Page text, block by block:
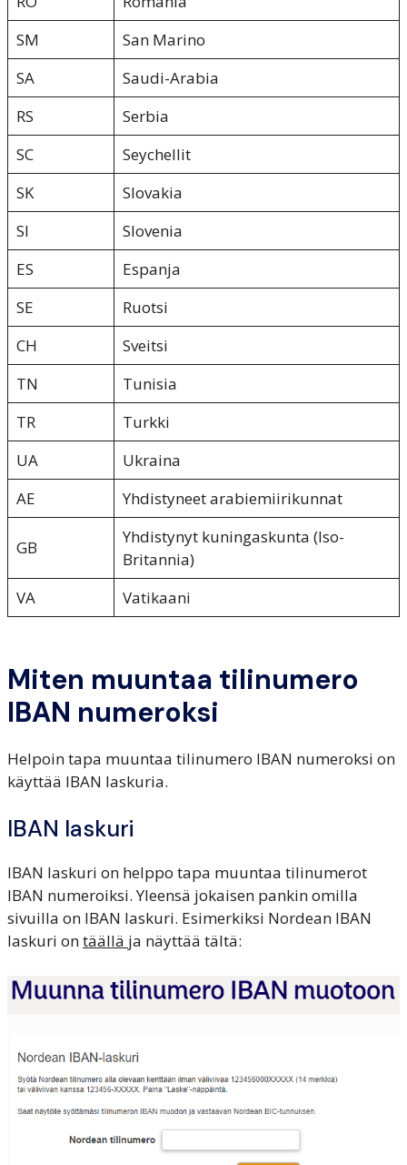
SM
San Marino
SA
Saudi-Arabia
RS
Serbia
SC
Seychellit
SK
Slovakia
SI
Slovenia
ES
Espanja
SE
Ruotsi
CH
Sveitsi
TN
Tunisia
TR
Turkki
UA
Ukraina
AE
Yhdistyneet arabiemiirikunnat
GB
Yhdistynyt kuningaskunta (Iso-
Britannia)
VA
Vatikaani
Miten muuntaa tilinumero
IBAN numeroksi
Helpoin tapa muuntaa tilinumero IBAN numeroksi on
käyttää IBAN laskuria.
IBAN laskuri
IBAN laskuri on helppo tapa muuntaa tilinumerot
IBAN numeroiksi. Yleensä jokaisen pankin omilla
sivuilla on IBAN laskuri. Esimerkiksi Nordean IBAN
laskuri ontäällä ja näyttää tältä: